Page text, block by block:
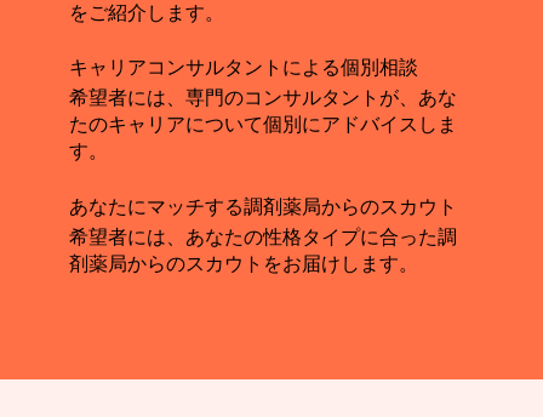
をご紹介します。
キャリアコンサルタントによる個別相談
希望者には、専門のコンサルタントが、あな
たのキャリアについて個別にアドバイスしま
す。
あなたにマッチする調剤薬局からのスカウト
希望者には、あなたの性格タイプに合った調
剤薬局からのスカウトをお届けします。